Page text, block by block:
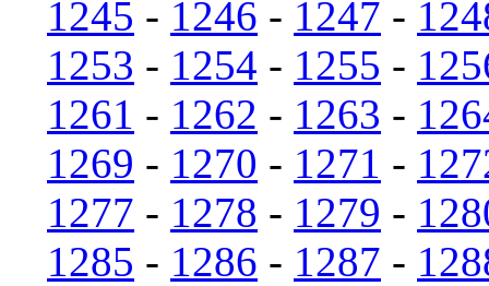
1245 - 1246 - 1247 -
1253 - 1254 - 1255 -
1261 - 1262 - 1263 -
1269 - 1270 - 1271 -
1277 - 1278 - 1279 -
1285 - 1286 - 1287 -